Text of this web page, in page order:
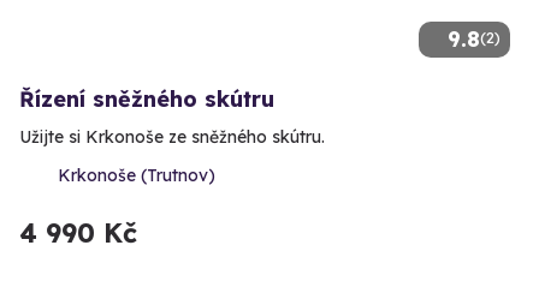
9.8(2)
Řízení sněžného skútru
Užijte si Krkonoše ze sněžného skútru.
Krkonoše (Trutnov)
4 990 Kč